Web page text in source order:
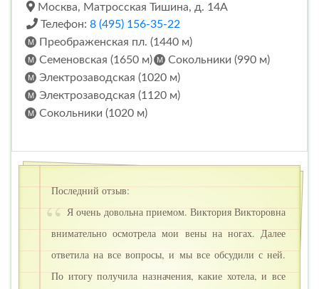
Москва, Матросская Тишина, д. 14А
Телефон: 8 (495) 156-35-22
Преображенская пл. (1440 м)
Семеновская (1650 м)
Сокольники (990 м)
Электрозаводская (1020 м)
Электрозаводская (1120 м)
Сокольники (1020 м)
Последний отзыв:
Я очень довольна приемом. Виктория Викторовна
внимательно осмотрела мои вены на ногах. Далее
ответила на все вопросы, и мы все обсудили с ней.
По итогу получила назначения, какие хотела, и все